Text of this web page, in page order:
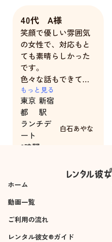
40代 A様
笑顔で優しい雰囲気
の女性で、対応もと
ても素晴らしかった
です。
色々な話もできて楽
しい時間を過ごすこ
とができました。あ
りがとうございまし
た。
もっと見る
東京
都
新宿
駅
ランチデ
ート
3時間
白石あやな
ホーム
動画一覧
ご利用の流れ
レンタル彼女®ガイド